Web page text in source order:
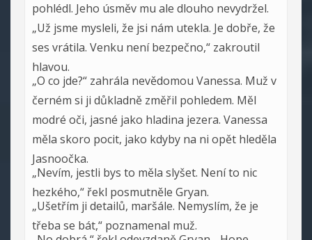
pohlédl. Jeho úsměv mu ale dlouho nevydržel.
„Už jsme mysleli, že jsi nám utekla. Je dobře, že
ses vrátila. Venku není bezpečno,“ zakroutil
hlavou.
„O co jde?“ zahrála nevědomou Vanessa. Muž v
černém si ji důkladně změřil pohledem. Měl
modré oči, jasné jako hladina jezera. Vanessa
měla skoro pocit, jako kdyby na ni opět hleděla
Jasnoočka.
„Nevím, jestli bys to měla slyšet. Není to nic
hezkého,“ řekl posmutněle Gryan.
„Ušetřím ji detailů, maršále. Nemyslím, že je
třeba se bát,“ poznamenal muž.